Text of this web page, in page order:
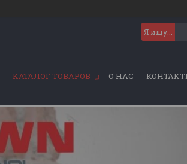
КАТАЛОГ ТОВАРОВ О НАС